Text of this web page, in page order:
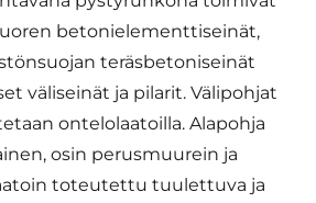
betonielementtiseinät,
teräsbetoniseinät
väliseinät ja pilarit. Välipohjat
ontelolaatoilla. Alapohja
osin perusmuurein ja
toteutettu tuulettuva ja